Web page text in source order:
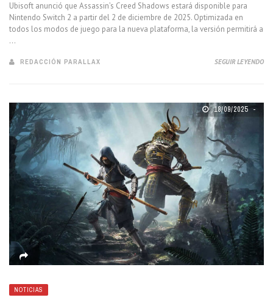
Ubisoft anunció que Assassin’s Creed Shadows estará disponible para
Nintendo Switch 2 a partir del 2 de diciembre de 2025. Optimizada en
todos los modos de juego para la nueva plataforma, la versión permitirá a
...
REDACCIÓN PARALLAX SEGUIR LEYENDO
18/09/2025
NOTICIAS